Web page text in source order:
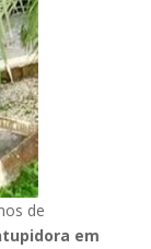
de
em